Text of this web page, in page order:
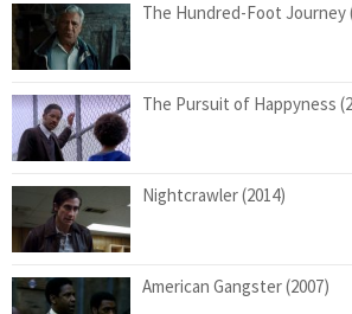
The Hundred-Foot Journey
The Pursuit of Happyness
Nightcrawler (2014)
American Gangster (2007)